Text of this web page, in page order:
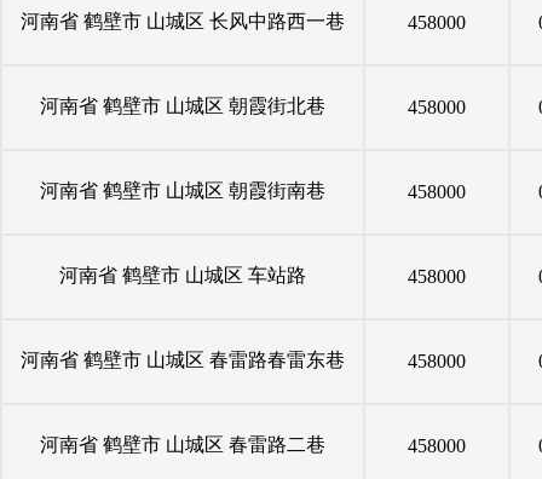
河南省 鹤壁市 山城区 长风中路西一巷 458000
河南省 鹤壁市 山城区 朝霞街北巷 458000
河南省 鹤壁市 山城区 朝霞街南巷 458000
河南省 鹤壁市 山城区 车站路 458000
河南省 鹤壁市 山城区 春雷路春雷东巷 458000
河南省 鹤壁市 山城区 春雷路二巷 458000